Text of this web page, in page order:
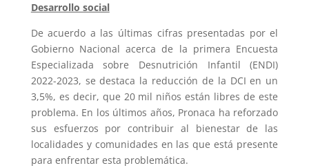
Desarrollo social
De acuerdo a las últimas cifras presentadas por el
Gobierno Nacional acerca de la primera Encuesta
Especializada sobre Desnutrición Infantil (ENDI)
2022-2023, se destaca la reducción de la DCI en un
3,5%, es decir, que 20 mil niños están libres de este
problema. En los últimos años, Pronaca ha reforzado
sus esfuerzos por contribuir al bienestar de las
localidades y comunidades en las que está presente
para enfrentar esta problemática.